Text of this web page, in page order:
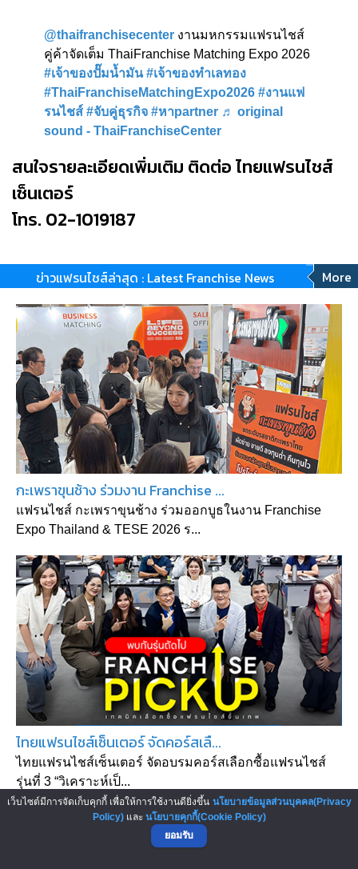
@thaifranchisecenter งานมหกรรมแฟรนไชส์
คู่ค้าจัดเต็ม ThaiFranchise Matching Expo 2026
#เจ้าของปั๊มน้ำมัน #เจ้าของทำเลทอง
#ThaiFranchiseMatchingExpo2026 #งานแฟ
รนไชส์ #จับคู่ธุรกิจ #หาpartner ♬ original
sound - ThaiFranchiseCenter
สนใจรายละเอียดเพิ่มเติม ติดต่อ ไทยแฟรนไชส์
เซ็นเตอร์
โทร. 02-1019187
ข่าวแฟรนไชส์ล่าสุด : Latest Franchise News More
กะเพราขุนช้าง ร่วมงาน Franchise ...
แฟรนไชส์ กะเพราขุนช้าง ร่วมออกบูธในงาน Franchise
Expo Thailand & TESE 2026 ร...
ไทยแฟรนไชส์เซ็นเตอร์ จัดคอร์สเลื...
ไทยแฟรนไชส์เซ็นเตอร์ จัดอบรมคอร์สเลือกซื้อแฟรนไชส์
รุ่นที่ 3 “วิเคราะห์เป็...
เว็บไซต์มีการจัดเก็บคุกกี้ เพื่อให้การใช้งานดียิ่งขึ้น นโยบายข้อมูลส่วนบุคคล(Privacy
Policy)และ นโยบายคุกกี้(Cookie Policy)
ยอมรับ